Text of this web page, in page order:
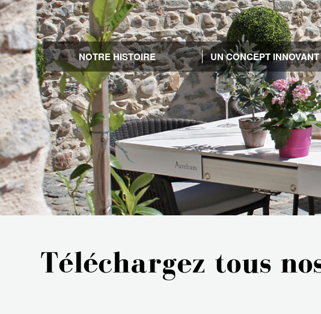
NOTRE HISTOIRE UN CONCEPT INNOVANT
Téléchargez tous